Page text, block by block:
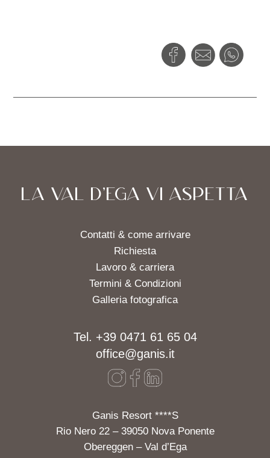
LA VAL D'EGA VI ASPETTA
Contatti & come arrivare
Richiesta
Lavoro & carriera
Termini & Condizioni
Galleria fotografica
Tel. +39 0471 61 65 04
office@ganis.it
Ganis Resort ****S
Rio Nero 22 – 39050 Nova Ponente
Obereggen – Val d’Ega